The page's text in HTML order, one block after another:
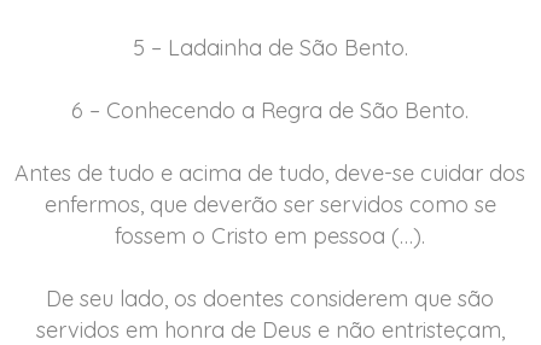
5 – Ladainha de São Bento.
6 – Conhecendo a Regra de São Bento.
Antes de tudo e acima de tudo, deve-se cuidar dos
enfermos, que deverão ser servidos como se
fossem o Cristo em pessoa (…).
De seu lado, os doentes considerem que são
servidos em honra de Deus e não entristeçam,